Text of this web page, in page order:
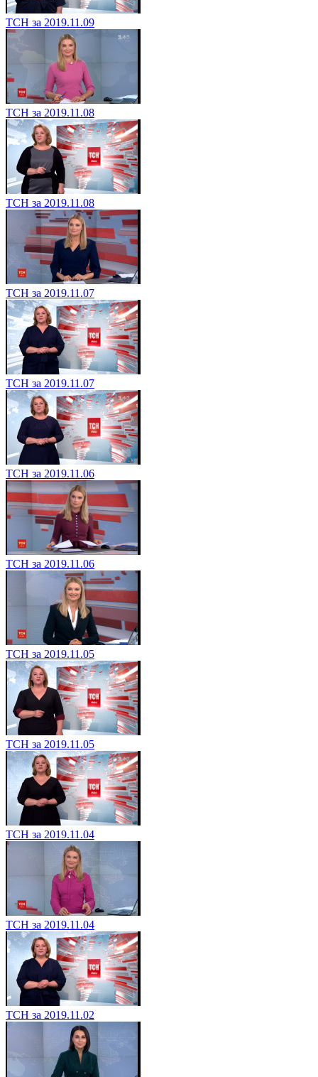
ТСН за 2019.11.09
ТСН за 2019.11.08
ТСН за 2019.11.08
ТСН за 2019.11.07
ТСН за 2019.11.07
ТСН за 2019.11.06
ТСН за 2019.11.06
ТСН за 2019.11.05
ТСН за 2019.11.05
ТСН за 2019.11.04
ТСН за 2019.11.04
ТСН за 2019.11.02